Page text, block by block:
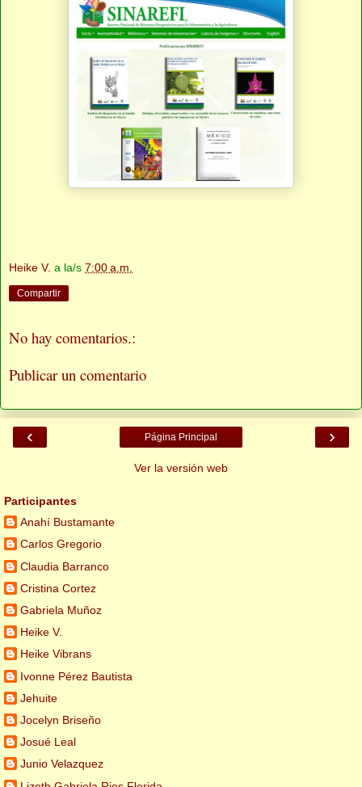
Heike V. a la/s 7:00 a.m.
Compartir
No hay comentarios.:
Publicar un comentario
‹ ›
Página Principal
Ver la versión web
Participantes
Anahí Bustamante
Carlos Gregorio
Claudia Barranco
Cristina Cortez
Gabriela Muñoz
Heike V.
Heike Vibrans
Ivonne Pérez Bautista
Jehuite
Jocelyn Briseño
Josué Leal
Junio Velazquez